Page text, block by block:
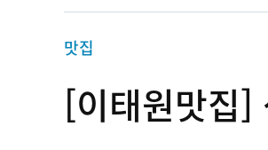
맛집
[이태원맛집]